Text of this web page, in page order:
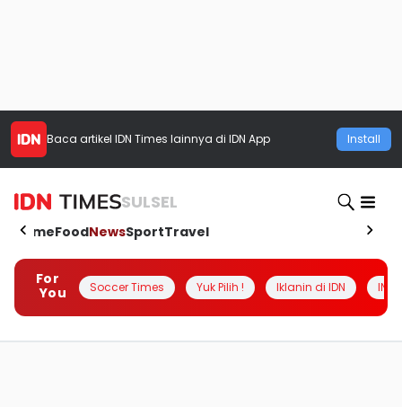
Baca artikel IDN Times lainnya di IDN App Install
SULSEL
HomeFoodNewsSportTravel
For
You
Soccer Times Yuk Pilih ! Iklanin di IDN